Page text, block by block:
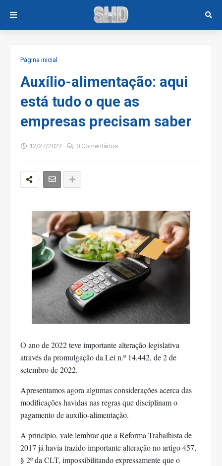
Página inicial
Auxílio-alimentação: aqui
está tudo o que as
empresas precisam saber
12/27/2022 0 Comentários
O ano de 2022 teve importante alteração legislativa
através da promulgação da Lei n.º 14.442, de 2 de
setembro de 2022.
Apresentamos agora algumas considerações acerca das
modificações havidas nas regras que disciplinam o
pagamento de auxílio-alimentação.
A princípio, vale lembrar que a Reforma Trabalhista de
2017 já havia trazido importante alteração no artigo 457,
§ 2º da CLT, impossibilitando expressamente que o